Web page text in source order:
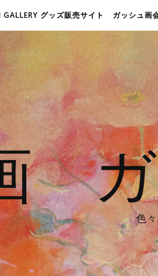
GALLERY グッズ販売サイト ガッシュ画
ガ
色